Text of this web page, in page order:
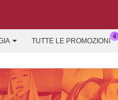
TUTTE LE PROMOZIONI